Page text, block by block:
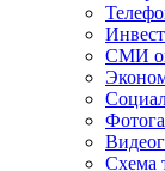
СМИ
Схема